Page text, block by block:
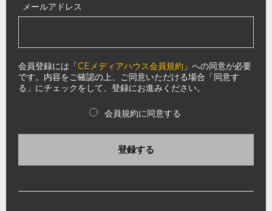
メールアドレス
会員登録には「CEメディアハウス会員規約 」への同意が必要
です。内容をご確認の上、ご同意いただける場合「同意す
る」にチェックをして、登録にお進みください。
会員規約に同意する
登録する